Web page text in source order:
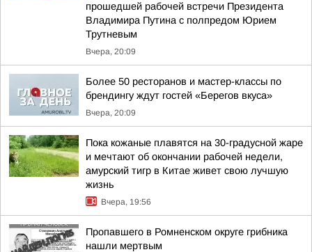
прошедшей рабочей встречи Президента
Владимира Путина с полпредом Юрием
Трутневым
Вчера, 20:09
Более 50 ресторанов и мастер-классы по
брендингу ждут гостей «Берегов вкуса»
Вчера, 20:09
Пока кожаные плавятся на 30-градусной жаре
и мечтают об окончании рабочей недели,
амурский тигр в Китае живет свою лучшую
жизнь
Вчера, 19:56
Пропавшего в Ромненском округе грибника
нашли мертвым